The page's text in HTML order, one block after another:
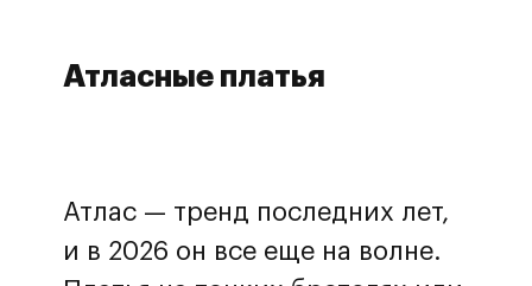
Атласные платья
Атлас — тренд последних лет,
и в 2026 он все еще на волне.